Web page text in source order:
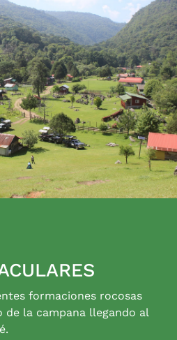
formaciones rocosas
de la campana llegando al